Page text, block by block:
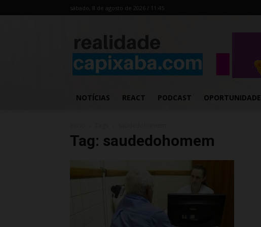
sábado, 8 de agosto de 2026 / 11:45
NOTÍCIAS REACT PODCAST
Tag: saudedohomem